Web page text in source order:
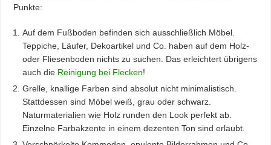
Punkte:
Auf dem Fußboden befinden sich ausschließlich Möbel.
Teppiche, Läufer, Dekoartikel und Co. haben auf dem Holz-
oder Fliesenboden nichts zu suchen. Das erleichtert übrigens
auch die Reinigung bei Flecken!
Grelle, knallige Farben sind absolut nicht minimalistisch.
Stattdessen sind Möbel weiß, grau oder schwarz.
Naturmaterialien wie Holz runden den Look perfekt ab.
Einzelne Farbakzente in einem dezenten Ton sind erlaubt.